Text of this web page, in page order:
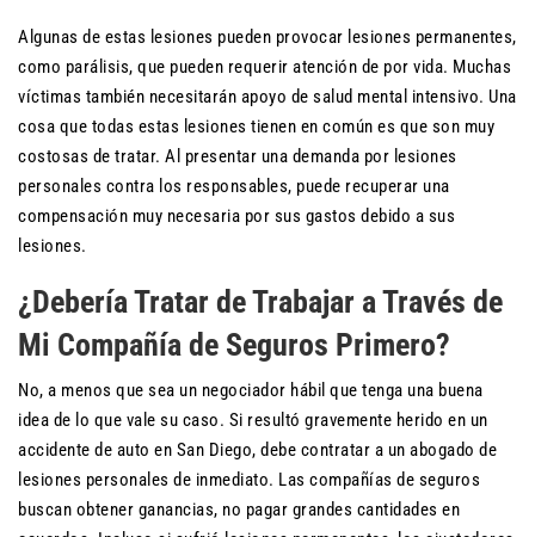
Algunas de estas lesiones pueden provocar lesiones permanentes,
como parálisis, que pueden requerir atención de por vida. Muchas
víctimas también necesitarán apoyo de salud mental intensivo. Una
cosa que todas estas lesiones tienen en común es que son muy
costosas de tratar. Al presentar una demanda por lesiones
personales contra los responsables, puede recuperar una
compensación muy necesaria por sus gastos debido a sus
lesiones.
¿Debería Tratar de Trabajar a Través de
Mi Compañía de Seguros Primero?
No, a menos que sea un negociador hábil que tenga una buena
idea de lo que vale su caso. Si resultó gravemente herido en un
accidente de auto en San Diego, debe contratar a un abogado de
lesiones personales de inmediato. Las compañías de seguros
buscan obtener ganancias, no pagar grandes cantidades en